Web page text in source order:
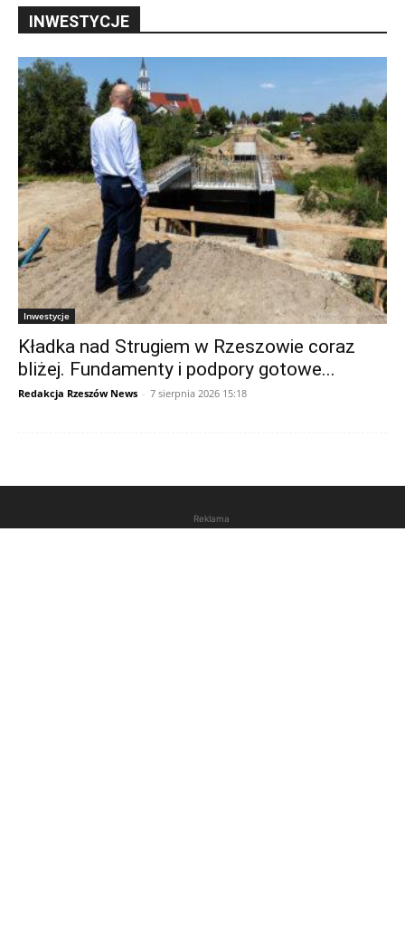
INWESTYCJE
Inwestycje
Kładka nad Strugiem w Rzeszowie coraz
bliżej. Fundamenty i podpory gotowe...
Redakcja Rzeszów News - 7 sierpnia 2026 15:18
Reklama